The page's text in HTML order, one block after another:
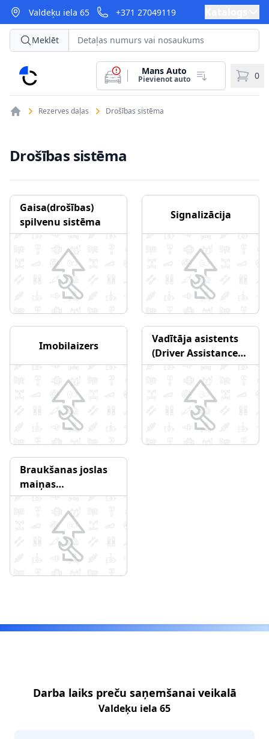
Valdeķu iela 65 +371 27049119
CarParts
Meklēt
Mans Auto
Pievienot auto 0
Rezerves daļas Drošības sistēma
Drošības sistēma
Gaisa(drošības)
spilvenu sistēma
Signalizācija
Imobilaizers
Vadītāja asistents
(Driver Assistance
System)
Braukšanas joslas
maiņas
palīgsistēma
Darba laiks preču saņemšanai veikalā
Valdeķu iela 65